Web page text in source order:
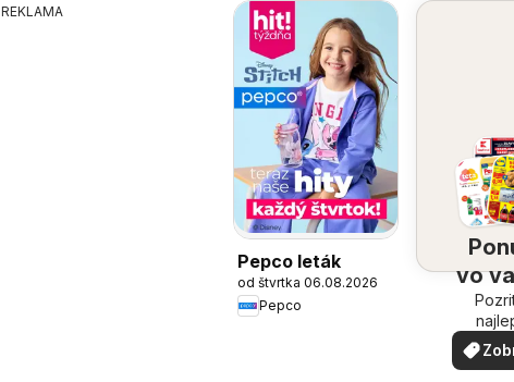
REKLAMA
Pepco leták
od štvrtka 06.08.2026
Pepco
vo